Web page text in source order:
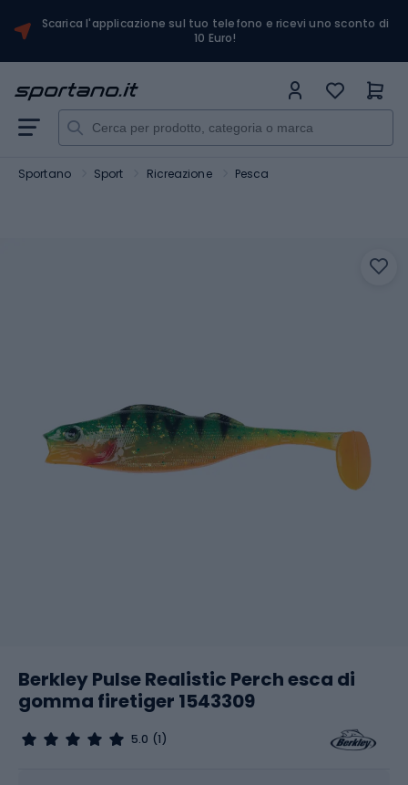
Scarica l'applicazione sul tuo telefono e ricevi uno sconto di
10 Euro!
Sportano Sport Ricreazione Pesca
Berkley Pulse Realistic Perch esca di
gomma firetiger 1543309
5.0 (1)